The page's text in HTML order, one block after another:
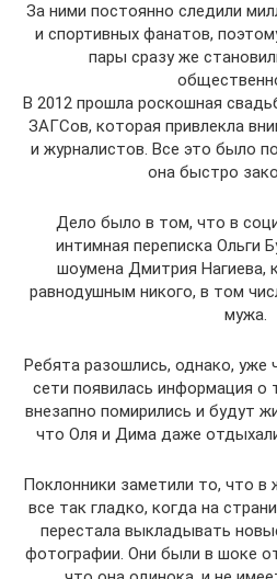
За ними постоянно следили
и спортивных фанатов,
пары сразу же
В 2012 прошла роскошная
ЗАГСов, которая привлекла
и журналистов. Все это было
она быстро
Дело было в том, что в
интимная переписка Ольги
шоумена Дмитрия Нагиева,
равнодушным никого, в том
мужа.
Ребята разошлись, однако, уже
сети появилась информация
внезапно помирились и будут
что Оля и Дима даже
Поклонники заметили то, что
все так гладко, когда на
перестала выкладывать
фотографии. Они были в шоке